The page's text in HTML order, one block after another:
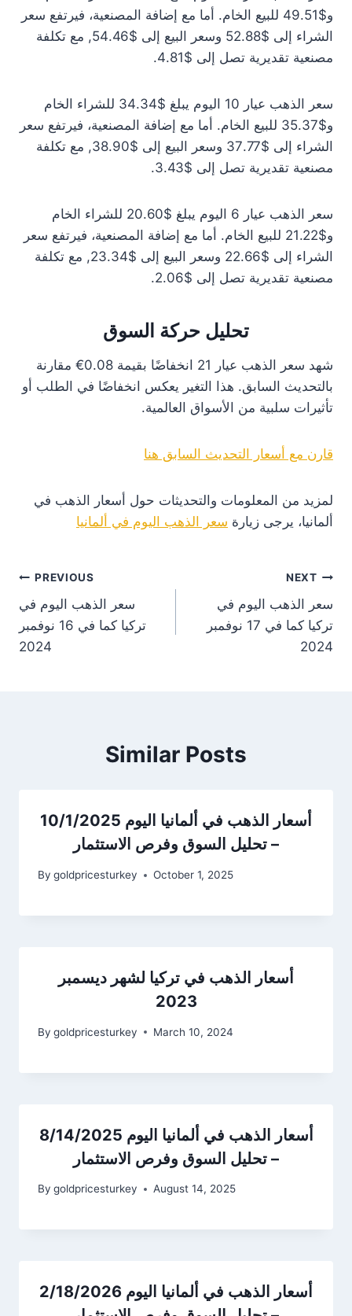
و$49.51 للبيع الخام. أما مع إضافة المصنعية، فيرتفع سعر
الشراء إلى $52.88 وسعر البيع إلى $54.46, مع تكلفة
مصنعية تقديرية تصل إلى $4.81.
سعر الذهب عيار 10 اليوم يبلغ $34.34 للشراء الخام
و$35.37 للبيع الخام. أما مع إضافة المصنعية، فيرتفع سعر
الشراء إلى $37.77 وسعر البيع إلى $38.90, مع تكلفة
مصنعية تقديرية تصل إلى $3.43.
سعر الذهب عيار 6 اليوم يبلغ $20.60 للشراء الخام
و$21.22 للبيع الخام. أما مع إضافة المصنعية، فيرتفع سعر
الشراء إلى $22.66 وسعر البيع إلى $23.34, مع تكلفة
مصنعية تقديرية تصل إلى $2.06.
تحليل حركة السوق
شهد سعر الذهب عيار 21 انخفاضًا بقيمة 0.08€ مقارنة
بالتحديث السابق. هذا التغير يعكس انخفاضًا في الطلب أو
تأثيرات سلبية من الأسواق العالمية.
قارن مع أسعار التحديث السابق هنا
لمزيد من المعلومات والتحديثات حول أسعار الذهب في
ألمانيا، يرجى زيارة سعر الذهب اليوم في ألمانيا
PREVIOUS
سعر الذهب اليوم في
تركيا كما في 16 نوفمبر
2024
NEXT
سعر الذهب اليوم في
تركيا كما في 17 نوفمبر
2024
Similar Posts
أسعار الذهب في ألمانيا اليوم 10/1/2025
– تحليل السوق وفرص الاستثمار
By goldpricesturkey October 1, 2025
أسعار الذهب في تركيا لشهر ديسمبر
2023
By goldpricesturkey March 10, 2024
أسعار الذهب في ألمانيا اليوم 8/14/2025
– تحليل السوق وفرص الاستثمار
By goldpricesturkey August 14, 2025
أسعار الذهب في ألمانيا اليوم 2/18/2026